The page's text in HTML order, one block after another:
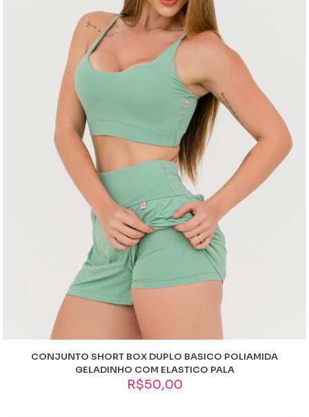
CONJUNTO SHORT BOX DUPLO BASICO POLIAMIDA
GELADINHO COM ELASTICO PALA
R$50,00